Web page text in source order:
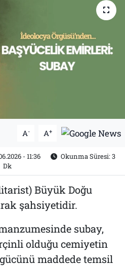
A- A+
- 11:36
Okunma Süresi: 3
Dk
Büyük Doğu
şahsiyetidir.
subay,
olduğu cemiyetin
maddede temsil